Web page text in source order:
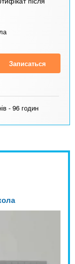
Записаться
- 96 годин